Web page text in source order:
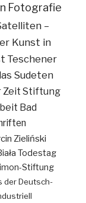
Fotografie
–
Kunst in
Teschener
Sudeten
ZeitStiftung
Bad
Zieliński
Todestag
Stiftung
der Deutsch-